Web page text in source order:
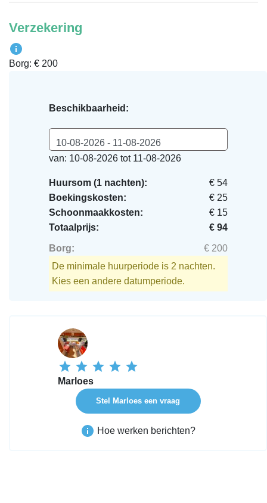
Verzekering
Borg: € 200
Beschikbaarheid:
10-08-2026 - 11-08-2026
van: 10-08-2026 tot 11-08-2026
Huursom (1 nachten):
€ 54
Boekingskosten:
€ 25
Schoonmaakkosten:
€ 15
Totaalprijs:
€ 94
Borg:
€ 200
De minimale huurperiode is 2 nachten.
Kies een andere datumperiode.
Marloes
Stel Marloes een vraag
Hoe werken berichten?